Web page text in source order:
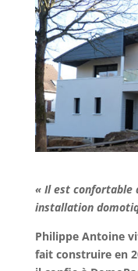
« Il est confortable
installation
Philippe Antoine
fait construire en